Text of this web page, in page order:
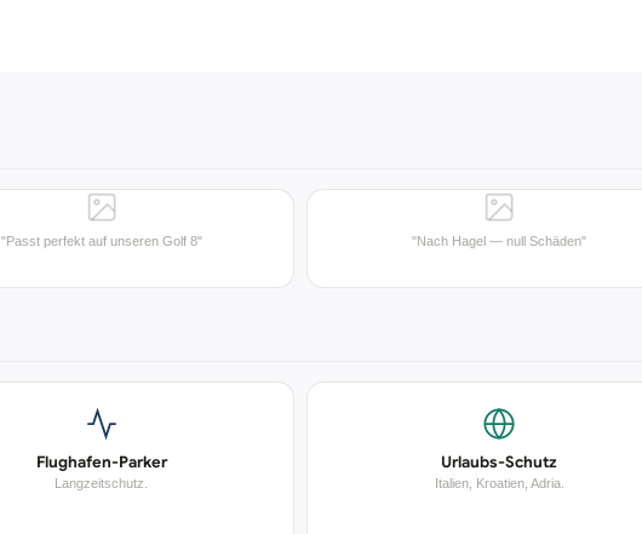
"Passt perfekt auf unseren Golf 8" "Nach Hagel — null Schäden"
Flughafen-Parker
Langzeitschutz.
Urlaubs-Schutz
Italien, Kroatien, Adria.